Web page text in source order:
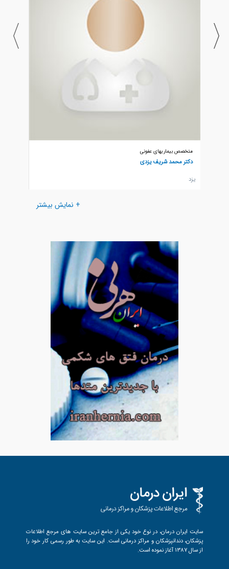
متخصص بیماریهای عفونی
دکتر محمد شریف یزدی
يزد
+ نمایش بیشتر
سایت ایران درمان، در نوع خود یکی از جامع ترین سایت های مرجع اطلاعات
پزشکان، دندانپزشکان و مراکز درمانی است. این سایت به طور رسمی کار خود را
از سال 1387 آغاز نموده است.